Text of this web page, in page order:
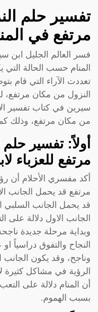
تفسير حلم
مرتفع في
فسر العالم الجليل ابن
المنام حسب الحالة التي
تعددت الآراء التي قام
النزول من مكان مرتفع،
سيرين في كتاب تفسير
من مكان مرتفع، وذلك
أولاً: تفسير
مرتفع للعزباء
أكد مفسري الأحلام أن
مرتفع قد يحمل الجانب
قد يحمل الجانب السلبي
الجانب الاول دلالة على
وبداية مرحلة جديدة
النجاح والتفوق دراسياً
وناجح، وقد يكون الجانب
الرؤية في مشاكل كثيرة
أن المنام دلالة على
بسبب الهموم.